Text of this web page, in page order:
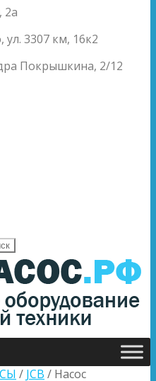
2а
ул. 3307 км, 16к2
Покрышкина, 2/12
/ JCB / Насос